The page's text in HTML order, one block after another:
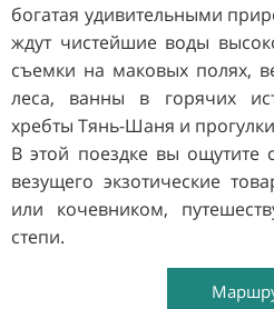
богатая удивительными
ждут чистейшие воды
съемки на маковых полях,
леса, ванны в горячих
хребты Тянь-Шаня и
В этой поездке вы ощутите
везущего экзотические
или кочевником,
степи.